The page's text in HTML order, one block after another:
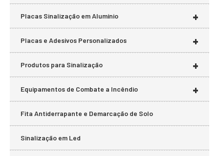
+
Placas Sinalização em Alumínio
+
Placas e Adesivos Personalizados
+
Produtos para Sinalização
+
Equipamentos de Combate a Incêndio
Fita Antiderrapante e Demarcação de Solo
Sinalização em Led